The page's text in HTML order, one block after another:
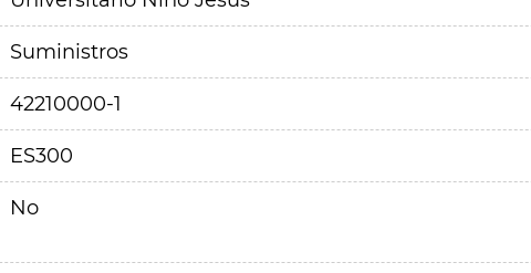
Suministros
42210000-1
ES300
No